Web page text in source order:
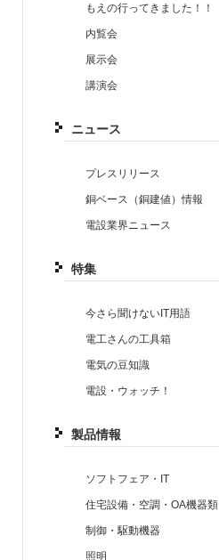
もえの行ってきました！！
内覧会
展示会
講演会
ニュース
プレスリリース
銅ベース（銅建値）情報
電設業界ニュース
特集
今さら聞けないIT用語
電工さんの工具箱
電気の豆知識
電設・ウォッチ！
製品情報
ソフトフェア・IT
住宅設備・空調・OA機器類
制御・駆動機器
照明